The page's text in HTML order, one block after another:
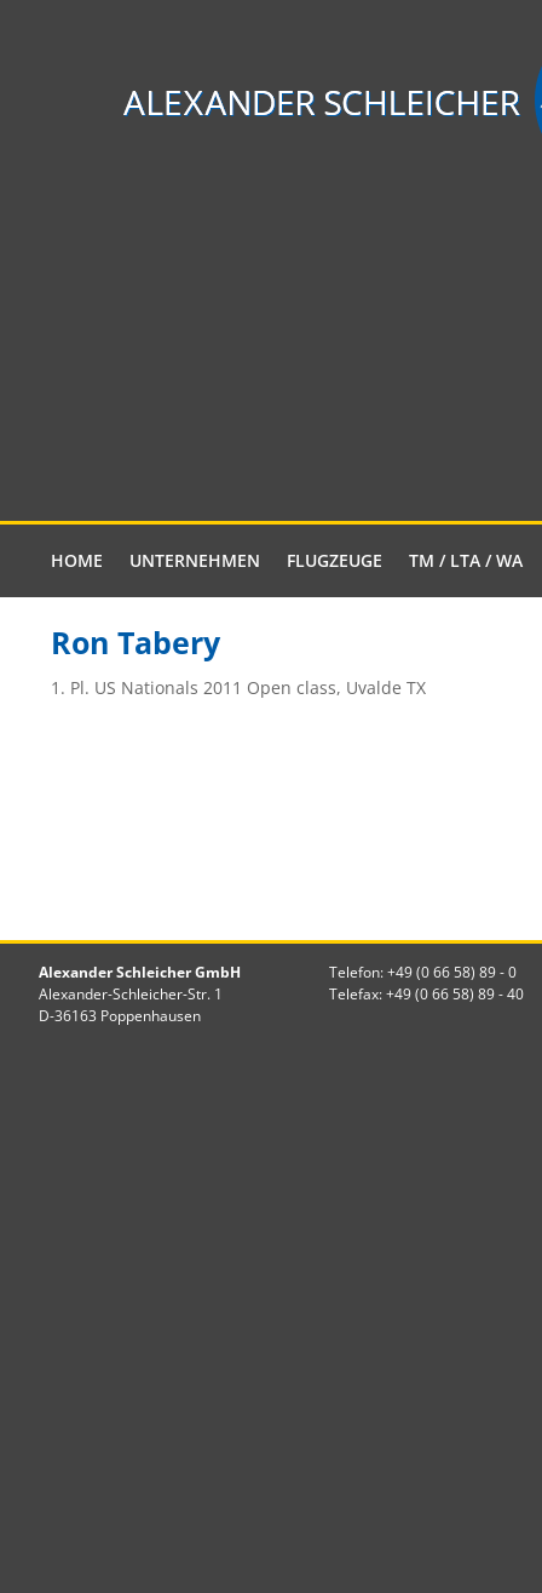
HOME UNTERNEHMEN FLUGZEUGE TM / LTA / WA
Ron Tabery
1. Pl. US Nationals 2011 Open class, Uvalde TX
Alexander Schleicher GmbH
Alexander-Schleicher-Str. 1
D-36163 Poppenhausen
Telefon: +49 (0 66 58) 89 - 0
Telefax: +49 (0 66 58) 89 - 40